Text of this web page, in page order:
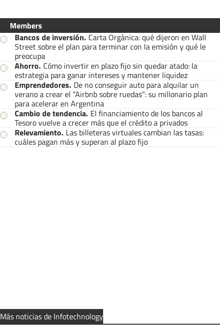
Members
Bancos de inversión. Carta Orgánica: qué dijeron en Wall
Street sobre el plan para terminar con la emisión y qué le
preocupa
Ahorro. Cómo invertir en plazo fijo sin quedar atado: la
estrategia para ganar intereses y mantener liquidez
Emprendedores. De no conseguir auto para alquilar un
verano a crear el “Airbnb sobre ruedas”: su millonario plan
para acelerar en Argentina
Cambio de tendencia. El financiamiento de los bancos al
Tesoro vuelve a crecer más que el crédito a privados
Relevamiento. Las billeteras virtuales cambian las tasas:
cuáles pagan más y superan al plazo fijo
Más noticias de Infotechnology